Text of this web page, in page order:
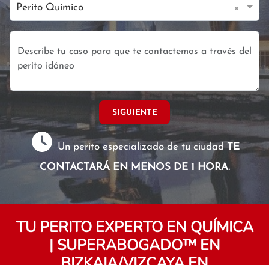
Perito Químico ×
SIGUIENTE
Un perito especializado de tu ciudadTE
CONTACTARÁ EN MENOS DE 1 HORA.
TU PERITO EXPERTO EN QUÍMICA
| SUPERABOGADO™️ EN